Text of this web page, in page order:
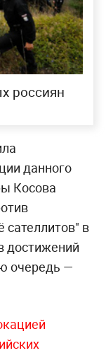
россиян
данного
Косова
сателлитов" в
достижений
очередь —